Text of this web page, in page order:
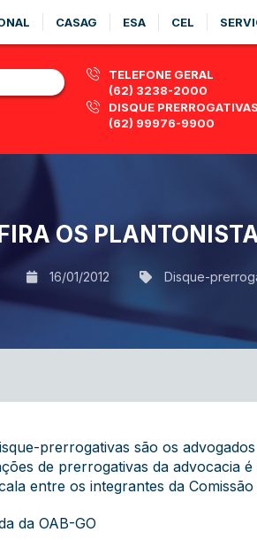
CASAG ESA CEL
TELEFONE GERAL
(62) 3238-2000
DISQUE PRERROGATIVAS
(62) 99976-9900
OS
16/01/2012 Disque-
prerrogativas são os
de prerrogativas da advocacia
entre os integrantes da
da OAB-GO